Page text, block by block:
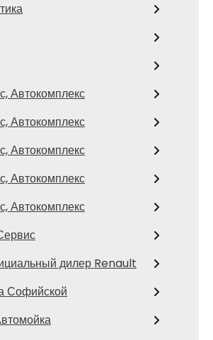
Автокомплекс
Автокомплекс
Автокомплекс
Автокомплекс
Автокомплекс
дилер Renault
Софийской